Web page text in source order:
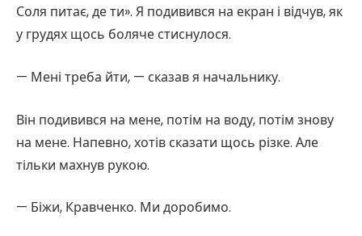
Соля питає, де ти». Я подивився на екран і відчув, як
у грудях щось боляче стиснулося.
— Мені треба йти, — сказав я начальнику.
Він подивився на мене, потім на воду, потім знову
на мене. Напевно, хотів сказати щось різке. Але
тільки махнув рукою.
— Біжи, Кравченко. Ми доробимо.